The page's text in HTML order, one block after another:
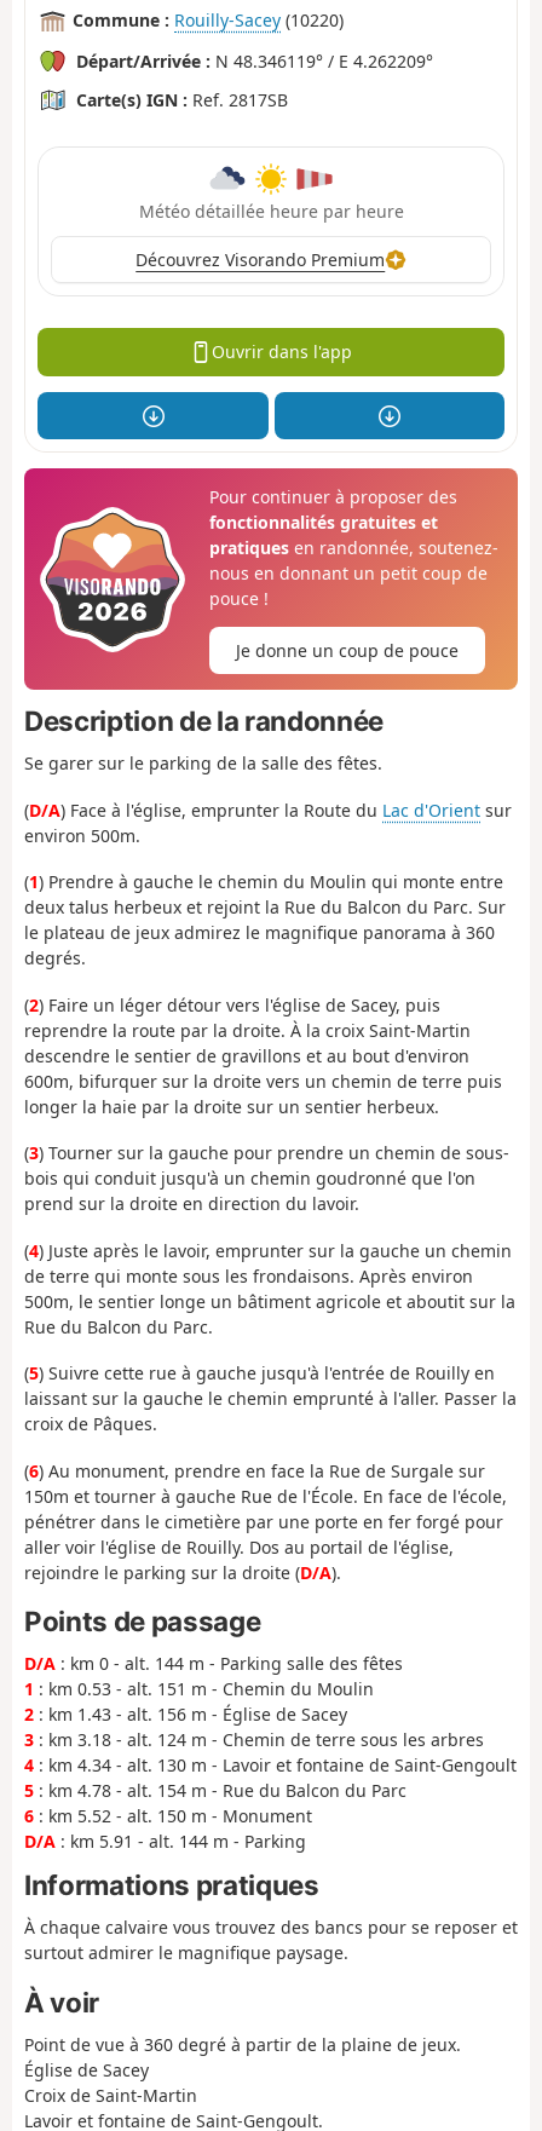
Commune : Rouilly-Sacey (10220)
Départ/Arrivée : N 48.346119° / E 4.262209°
Carte(s) IGN : Ref. 2817SB
Météo détaillée heure par heure
Découvrez Visorando Premium
Ouvrir dans l'app
Pour continuer à proposer des
fonctionnalités gratuites et
pratiquesen randonnée, soutenez-
nous en donnant un petit coup de
pouce !
Je donne un coup de pouce
Description de la randonnée
Se garer sur le parking de la salle des fêtes.
(D/A) Face à l'église, emprunter la Route du Lac d'Orient sur
environ 500m.
(1) Prendre à gauche le chemin du Moulin qui monte entre
deux talus herbeux et rejoint la Rue du Balcon du Parc. Sur
le plateau de jeux admirez le magnifique panorama à 360
degrés.
(2) Faire un léger détour vers l'église de Sacey, puis
reprendre la route par la droite. À la croix Saint-Martin
descendre le sentier de gravillons et au bout d'environ
600m, bifurquer sur la droite vers un chemin de terre puis
longer la haie par la droite sur un sentier herbeux.
(3) Tourner sur la gauche pour prendre un chemin de sous-
bois qui conduit jusqu'à un chemin goudronné que l'on
prend sur la droite en direction du lavoir.
(4) Juste après le lavoir, emprunter sur la gauche un chemin
de terre qui monte sous les frondaisons. Après environ
500m, le sentier longe un bâtiment agricole et aboutit sur la
Rue du Balcon du Parc.
(5) Suivre cette rue à gauche jusqu'à l'entrée de Rouilly en
laissant sur la gauche le chemin emprunté à l'aller. Passer la
croix de Pâques.
(6) Au monument, prendre en face la Rue de Surgale sur
150m et tourner à gauche Rue de l'École. En face de l'école,
pénétrer dans le cimetière par une porte en fer forgé pour
aller voir l'église de Rouilly. Dos au portail de l'église,
rejoindre le parking sur la droite (D/A).
Points de passage
D/A : km 0 - alt. 144 m - Parking salle des fêtes
1 : km 0.53 - alt. 151 m - Chemin du Moulin
2 : km 1.43 - alt. 156 m - Église de Sacey
3 : km 3.18 - alt. 124 m - Chemin de terre sous les arbres
4 : km 4.34 - alt. 130 m - Lavoir et fontaine de Saint-Gengoult
5 : km 4.78 - alt. 154 m - Rue du Balcon du Parc
6 : km 5.52 - alt. 150 m - Monument
D/A : km 5.91 - alt. 144 m - Parking
Informations pratiques
À chaque calvaire vous trouvez des bancs pour se reposer et
surtout admirer le magnifique paysage.
À voir
Point de vue à 360 degré à partir de la plaine de jeux.
Église de Sacey
Croix de Saint-Martin
Lavoir et fontaine de Saint-Gengoult.